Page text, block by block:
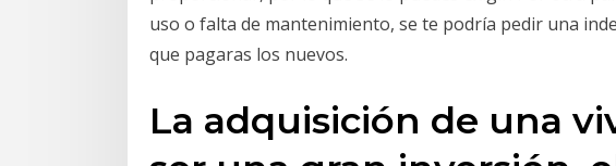
uso o falta de mantenimiento, se te podría pedir una
que pagaras los nuevos.
La adquisición de una